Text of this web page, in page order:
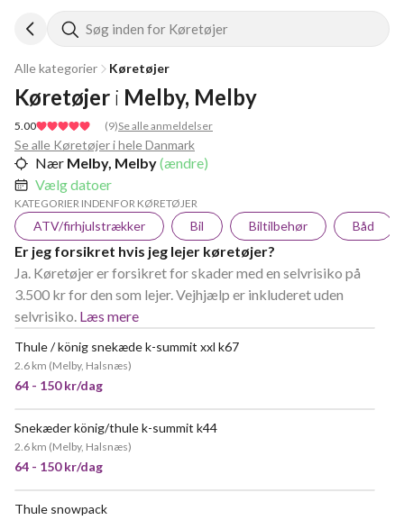
Søg inden for Køretøjer
Alle kategorier Køretøjer
5.00 (9)Se alle anmeldelser
Køretøjer i Melby, Melby
Se alle Køretøjer i hele Danmark
Nær Melby, Melby(ændre)
Vælg datoer
KATEGORIER INDENFOR KØRETØJER
ATV/firhjulstrækker Bil Biltilbehør Båd
Er jeg forsikret hvis jeg lejer køretøjer?
Ja. Køretøjer er forsikret for skader med en selvrisiko på
3.500 kr for den som lejer. Vejhjælp er inkluderet uden
selvrisiko. Læs mere
Thule / könig snekæde k-summit xxl k67
2.6 km (Melby, Halsnæs)
64 - 150 kr/dag
Snekæder könig/thule k-summit k44
2.6 km (Melby, Halsnæs)
64 - 150 kr/dag
Thule snowpack